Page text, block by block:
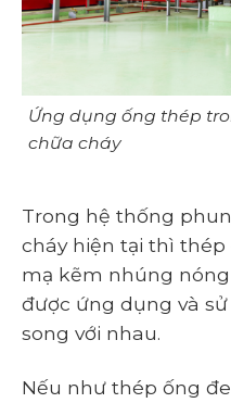
Ứng dụng ống thép
chữa cháy
Trong hệ thống
cháy hiện tại thì
mạ kẽm nhúng
được ứng dụng và
song với nhau.
Nếu như thép ống